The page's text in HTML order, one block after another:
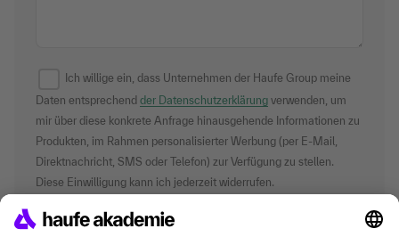
Ich willige ein, dass Unternehmen der Haufe Group meine
Daten entsprechend der Datenschutzerklärung verwenden, um
mir über diese konkrete Anfrage hinausgehende Informationen zu
Produkten, im Rahmen personalisierter Werbung (per E-Mail,
Direktnachricht, SMS oder Telefon) zur Verfügung zu stellen.
Diese Einwilligung kann ich jederzeit widerrufen.